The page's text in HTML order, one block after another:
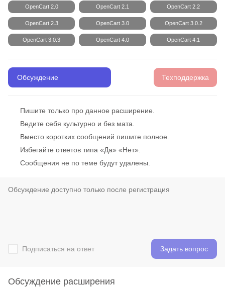
OpenCart 2.0 OpenCart 2.1 OpenCart 2.2
OpenCart 2.3 OpenCart 3.0 OpenCart 3.0.2
OpenCart 3.0.3 OpenCart 4.0 OpenCart 4.1
Обсуждение Техподдержка
Пишите только про данное расширение.
Ведите себя культурно и без мата.
Вместо коротких сообщений пишите полное.
Избегайте ответов типа «Да» «Нет».
Сообщения не по теме будут удалены.
Подписаться на ответ Задать вопрос
Обсуждение расширения